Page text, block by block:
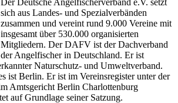
sich aus Landes- und Spezialverbänden
zusammen und vereint rund 9.000 Vereine mit
insgesamt über 530.000 organisierten
Mitgliedern. Der DAFV ist der Dachverband
der Angelfischer in Deutschland. Er ist
Naturschutz- und Umweltverband.
ist Berlin. Er ist im Vereinsregister unter der
Amtsgericht Berlin Charlottenburg
auf Grundlage seiner Satzung.